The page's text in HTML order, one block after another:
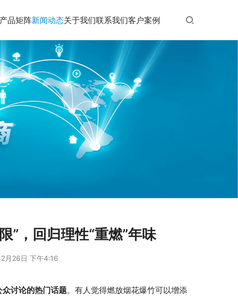
产品矩阵新闻动态关于我们联系我们客户案例
”，回归理性“重燃”年味
月26日 下午4:16
讨论的热门话题。有人觉得燃放烟花爆竹可以增添